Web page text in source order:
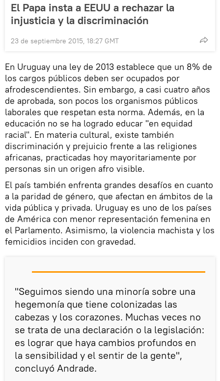
El Papa insta a EEUU a rechazar la
injusticia y la discriminación
23 de septiembre 2015, 18:27 GMT
En Uruguay una ley de 2013 establece que un 8% de
los cargos públicos deben ser ocupados por
afrodescendientes. Sin embargo, a casi cuatro años
de aprobada, son pocos los organismos públicos
laborales que respetan esta norma. Además, en la
educación no se ha logrado educar "en equidad
racial". En materia cultural, existe también
discriminación y prejuicio frente a las religiones
africanas, practicadas hoy mayoritariamente por
personas sin un origen afro visible.
El país también enfrenta grandes desafíos en cuanto
a la paridad de género, que afectan en ámbitos de la
vida pública y privada. Uruguay es uno de los países
de América con menor representación femenina en
el Parlamento. Asimismo, la violencia machista y los
femicidios inciden con gravedad.
"Seguimos siendo una minoría sobre una
hegemonía que tiene colonizadas las
cabezas y los corazones. Muchas veces no
se trata de una declaración o la legislación:
es lograr que haya cambios profundos en
la sensibilidad y el sentir de la gente",
concluyó Andrade.